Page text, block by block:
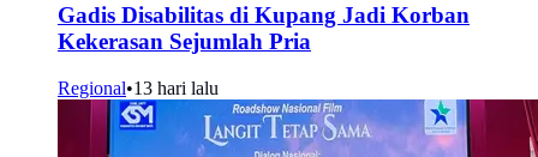
Gadis Disabilitas di Kupang Jadi Korban
Kekerasan Sejumlah Pria
Regional•13 hari lalu